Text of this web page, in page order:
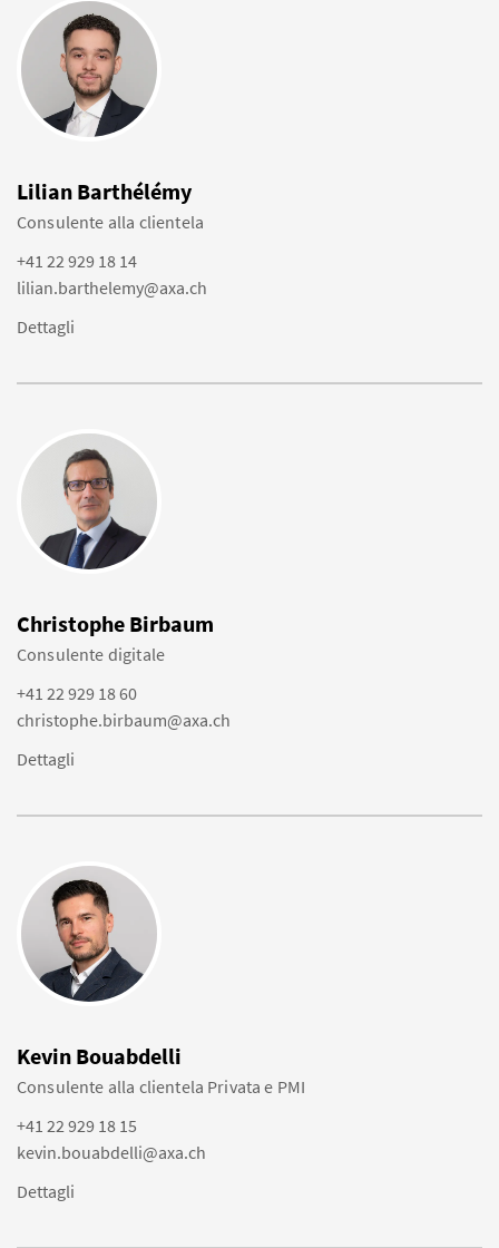
Lilian Barthélémy
Consulente alla clientela
+41 22 929 18 14
lilian.barthelemy@axa.ch
Dettagli
Christophe Birbaum
Consulente digitale
+41 22 929 18 60
christophe.birbaum@axa.ch
Dettagli
Kevin Bouabdelli
Consulente alla clientela Privata e PMI
+41 22 929 18 15
kevin.bouabdelli@axa.ch
Dettagli